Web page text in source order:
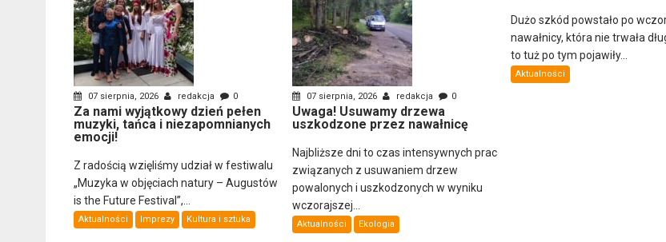
07 sierpnia, 2026 redakcja 0
Za nami wyjątkowy dzień pełen
muzyki, tańca i niezapomnianych
emocji!
Z radością wzięliśmy udział w festiwalu
„Muzyka w objęciach natury – Augustów
is the Future Festival”,...
Aktualności Imprezy Kultura i sztuka
07 sierpnia, 2026 redakcja 0
Uwaga! Usuwamy drzewa
uszkodzone przez nawałnicę
Najbliższe dni to czas intensywnych prac
związanych z usuwaniem drzew
powalonych i uszkodzonych w wyniku
wczorajszej...
Aktualności Ekologia
Dużo szkód powstało po
nawałnicy, która nie trwała
to tuż po tym pojawiły...
Aktualności